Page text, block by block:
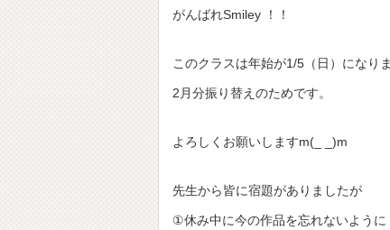
がんばれSmiley ！！
このクラスは年始が1/5（日）になり
2月分振り替えのためです。
よろしくお願いしますm(_ _)m
先生から皆に宿題がありましたが
①休み中に今の作品を忘れないように